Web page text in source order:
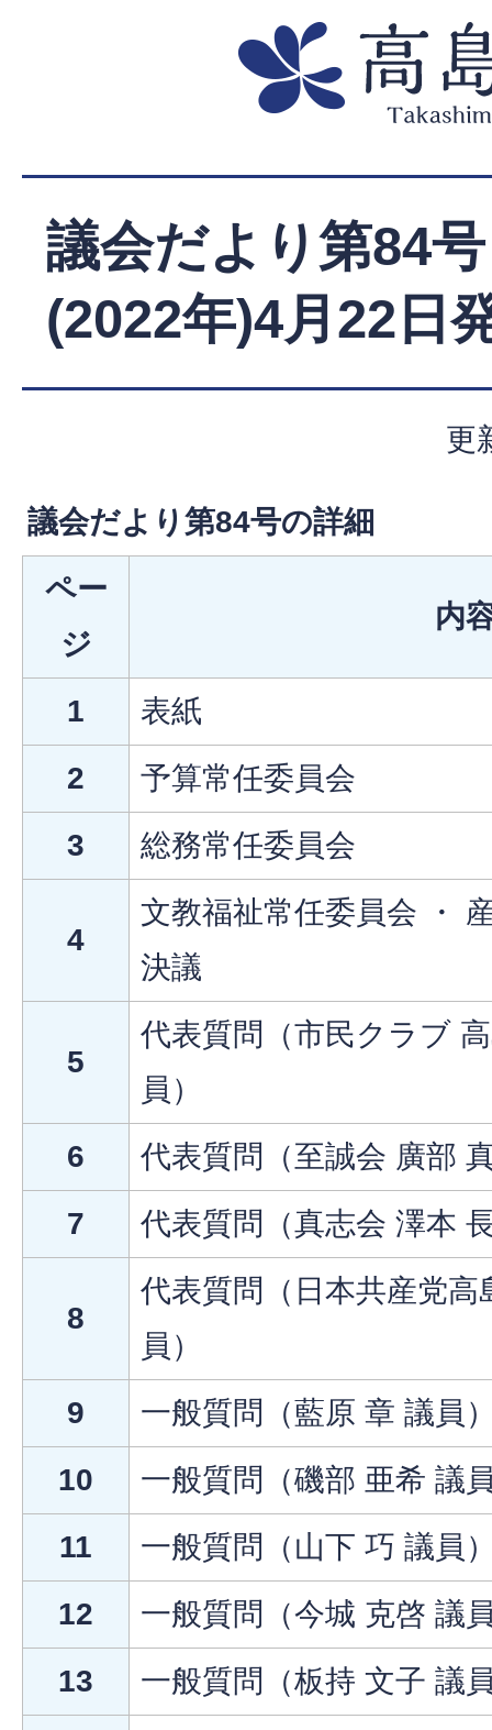
議会だより第84
(2022年)4月22日
更
議会だより第84号の詳細
ペー
ジ
内
1
表紙
2
予算常任委員会
3
総務常任委員会
4
文教福祉常任委員会 ・
決議
5
代表質問（市民クラブ
員）
6
代表質問（至誠会 廣部
7
代表質問（真志会 澤本
8
代表質問（日本共産党
員）
9
一般質問（藍原 章 議員
10
一般質問（磯部 亜希 議
11
一般質問（山下 巧 議員
12
一般質問（今城 克啓 議
13
一般質問（板持 文子 議